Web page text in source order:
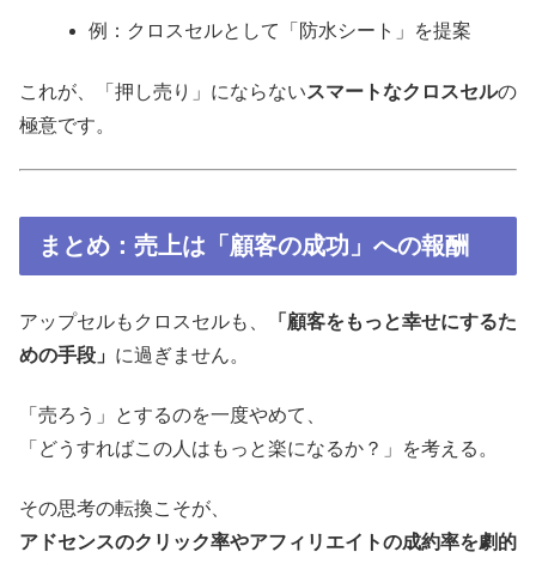
例：クロスセルとして「防水シート」を提案
これが、「押し売り」にならないスマートなクロスセルの
極意です。
まとめ：売上は「顧客の成功」への報酬
アップセルもクロスセルも、
「顧客をもっと幸せにするた
めの手段」 に過ぎません。
「売ろう」とするのを一度やめて、
「どうすればこの人はもっと楽になるか？」を考える。
その思考の転換こそが、
アドセンスのクリック率やアフィリエイトの成約率を劇的